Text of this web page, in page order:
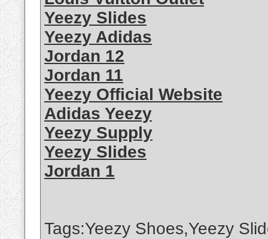
Yeezy Slides
Yeezy Adidas
Jordan 12
Jordan 11
Yeezy Official Website
Adidas Yeezy
Yeezy Supply
Yeezy Slides
Jordan 1
Tags:Yeezy Shoes,Yeezy